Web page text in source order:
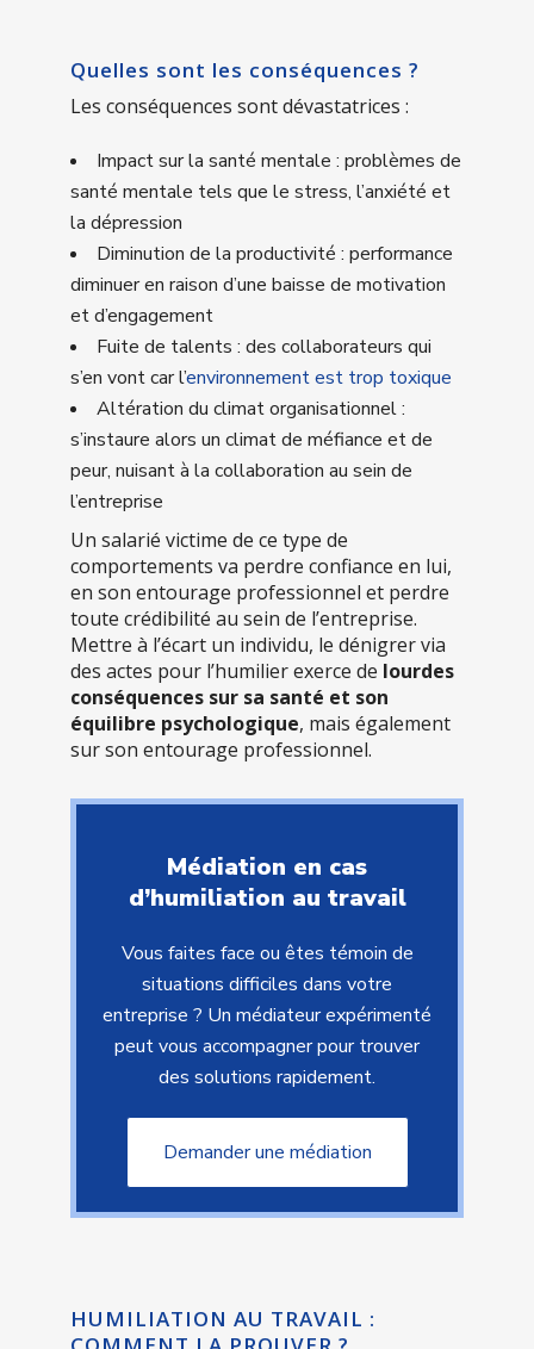
Quelles sont les conséquences ?
Les conséquences sont dévastatrices :
Impact sur la santé mentale : problèmes de
santé mentale tels que le stress, l’anxiété et
la dépression
Diminution de la productivité : performance
diminuer en raison d’une baisse de motivation
et d’engagement
Fuite de talents : des collaborateurs qui
s’en vont car l’environnement est trop toxique
Altération du climat organisationnel :
s’instaure alors un climat de méfiance et de
peur, nuisant à la collaboration au sein de
l’entreprise
Un salarié victime de ce type de
comportements va perdre confiance en lui,
en son entourage professionnel et perdre
toute crédibilité au sein de l’entreprise.
Mettre à l’écart un individu, le dénigrer via
des actes pour l’humilier exerce de lourdes
conséquences sur sa santé et son
équilibre psychologique, mais également
sur son entourage professionnel.
Médiation en cas
d’humiliation au travail
Vous faites face ou êtes témoin de
situations difficiles dans votre
entreprise ? Un médiateur expérimenté
peut vous accompagner pour trouver
des solutions rapidement.
Demander une médiation
HUMILIATION AU TRAVAIL :